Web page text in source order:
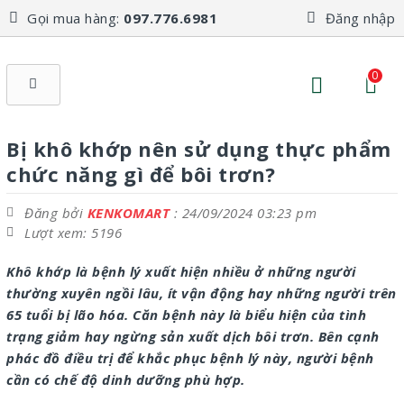
Gọi mua hàng: 097.776.6981 Đăng nhập
0
Bị khô khớp nên sử dụng thực phẩm
chức năng gì để bôi trơn?
Đăng bởi KENKOMART: 24/09/2024 03:23 pm
Lượt xem: 5196
Khô khớp là bệnh lý xuất hiện nhiều ở những người
thường xuyên ngồi lâu, ít vận động hay những người trên
65 tuổi bị lão hóa. Căn bệnh này là biểu hiện của tình
trạng giảm hay ngừng sản xuất dịch bôi trơn. Bên cạnh
phác đồ điều trị để khắc phục bệnh lý này, người bệnh
cần có chế độ dinh dưỡng phù hợp.